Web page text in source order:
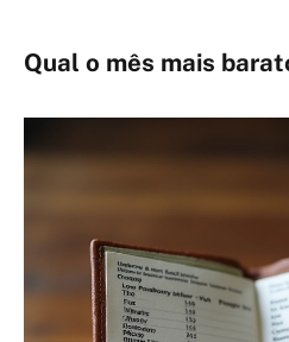
Qual o mês mais